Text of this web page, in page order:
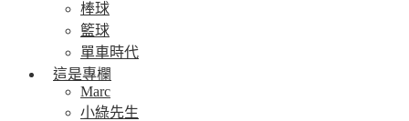
棒球
籃球
單車時代
這是專欄
Marc
小綠先生